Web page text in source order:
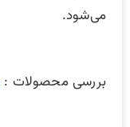
می‌شود.
بررسی محصولات :